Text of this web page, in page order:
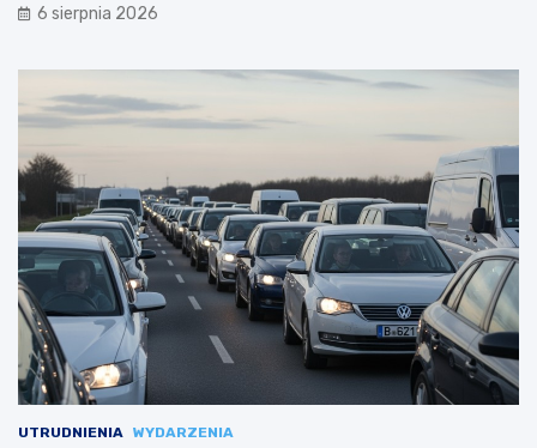
6 sierpnia 2026
UTRUDNIENIA WYDARZENIA